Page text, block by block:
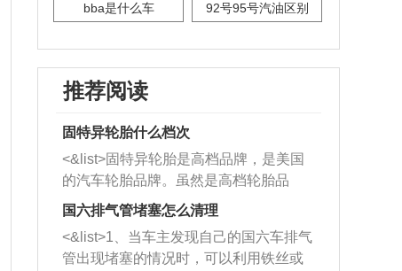
bba是什么车 92号95号汽油区别
推荐阅读
固特异轮胎什么档次
<&list>固特异轮胎是高档品牌，是美国
的汽车轮胎品牌。虽然是高档轮胎品
牌，但是中高低端的轮胎都有生产，这
也是为了更好的开拓市场。
国六排气管堵塞怎么清理
<&list>1、当车主发现自己的国六车排气
管出现堵塞的情况时，可以利用铁丝或